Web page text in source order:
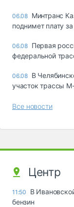
06.08 Минтранс
поднимет плату
06.08 Первая
федеральной
06.08 В
участок трассы
Все новости
Центр
11:50
В
бензин